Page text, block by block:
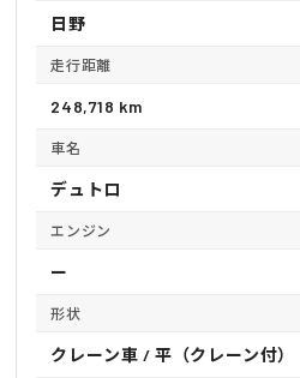
日野
走行距離
248,718 km
車名
デュトロ
エンジン
ー
形状
クレーン車 / 平（クレーン付）